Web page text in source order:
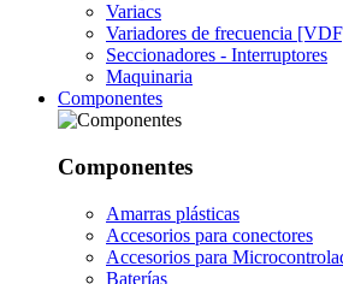
Variacs
Variadores de frecuencia
Seccionadores - Interruptores
Maquinaria
Componentes
Componentes
Amarras plásticas
Accesorios para conectores
Accesorios para
Baterías